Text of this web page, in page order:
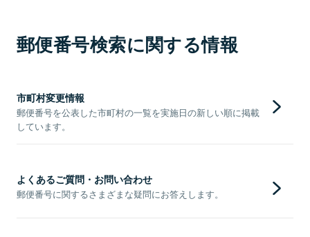
郵便番号検索に関する情報
市町村変更情報
郵便番号を公表した市町村の一覧を実施日の新しい順に掲載
しています。
よくあるご質問・お問い合わせ
郵便番号に関するさまざまな疑問にお答えします。